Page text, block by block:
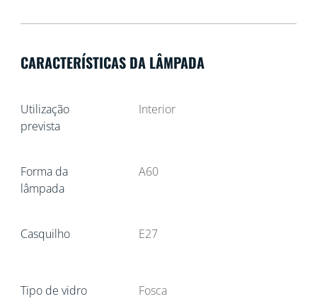
CARACTERÍSTICAS DA LÂMPADA
Utilização
prevista
Interior
Forma da
lâmpada
A60
Casquilho E27
Tipo de vidro Fosca